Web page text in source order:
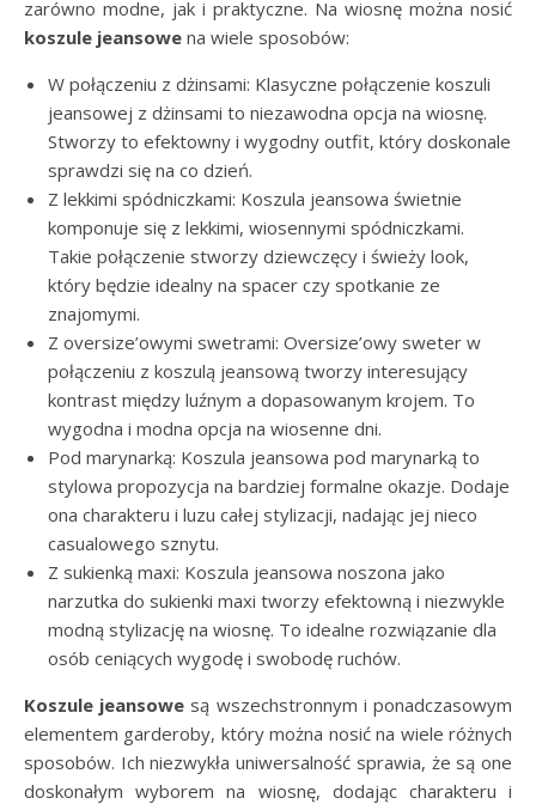
zarówno modne, jak i praktyczne. Na wiosnę można nosić
koszule jeansowe na wiele sposobów:
W połączeniu z dżinsami: Klasyczne połączenie koszuli
jeansowej z dżinsami to niezawodna opcja na wiosnę.
Stworzy to efektowny i wygodny outfit, który doskonale
sprawdzi się na co dzień.
Z lekkimi spódniczkami: Koszula jeansowa świetnie
komponuje się z lekkimi, wiosennymi spódniczkami.
Takie połączenie stworzy dziewczęcy i świeży look,
który będzie idealny na spacer czy spotkanie ze
znajomymi.
Z oversize’owymi swetrami: Oversize’owy sweter w
połączeniu z koszulą jeansową tworzy interesujący
kontrast między luźnym a dopasowanym krojem. To
wygodna i modna opcja na wiosenne dni.
Pod marynarką: Koszula jeansowa pod marynarką to
stylowa propozycja na bardziej formalne okazje. Dodaje
ona charakteru i luzu całej stylizacji, nadając jej nieco
casualowego sznytu.
Z sukienką maxi: Koszula jeansowa noszona jako
narzutka do sukienki maxi tworzy efektowną i niezwykle
modną stylizację na wiosnę. To idealne rozwiązanie dla
osób ceniących wygodę i swobodę ruchów.
Koszule jeansowe są wszechstronnym i ponadczasowym
elementem garderoby, który można nosić na wiele różnych
sposobów. Ich niezwykła uniwersalność sprawia, że są one
doskonałym wyborem na wiosnę, dodając charakteru i